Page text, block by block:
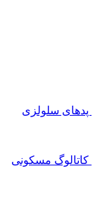
پدهای سلولزی
کاتالوگ مسکونی